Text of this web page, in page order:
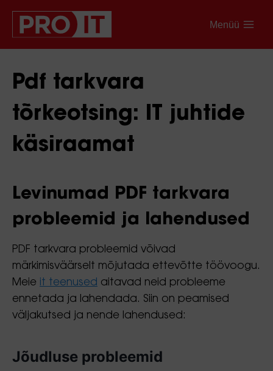
Menüü
Pdf tarkvara
tõrkeotsing: IT juhtide
käsiraamat
Levinumad PDF tarkvara
probleemid ja lahendused
PDF tarkvara probleemid võivad
märkimisväärselt mõjutada ettevõtte töövoogu.
Meie it teenused aitavad neid probleeme
ennetada ja lahendada. Siin on peamised
väljakutsed ja nende lahendused:
Jõudluse probleemid